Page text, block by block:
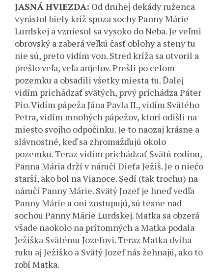
JASNÁ HVIEZDA: Od druhej dekády ruženca
vyrástol biely kríž spoza sochy Panny Márie
Lurdskej a vzniesol sa vysoko do Neba. Je veľmi
obrovský a zaberá veľkú časť oblohy a steny tu
nie sú, preto vidím von. Stred kríža sa otvoril a
prešlo veľa, veľa anjelov. Prešli po celom
pozemku a obsadili všetky miesta tu. Ďalej
vidím prichádzať svätých, prvý prichádza Páter
Pio. Vidím pápeža Jána Pavla II., vidím Svätého
Petra, vidím mnohých pápežov, ktorí odišli na
miesto svojho odpočinku. Je to naozaj krásne a
slávnostné, keď sa zhromažďujú okolo
pozemku. Teraz vidím prichádzať Svätú rodinu,
Panna Mária drží v náručí Dieťa Ježiš. Je o niečo
starší, ako bol na Vianoce. Sedí (tak trochu) na
náručí Panny Márie. Svätý Jozef je hneď vedľa
Panny Márie a oni zostupujú, sú tesne nad
sochou Panny Márie Lurdskej. Matka sa obzerá
všade naokolo na prítomných a Matka podala
Ježiška Svätému Jozefovi. Teraz Matka dvíha
ruku aj Ježiško a Svätý Jozef nás žehnajú, ako to
robí Matka.